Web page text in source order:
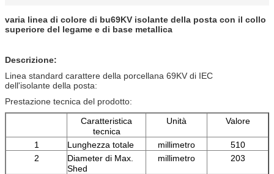
varia linea di colore di bu69KV isolante della posta con il collo
superiore del legame e di base metallica
Descrizione:
Linea standard carattere della porcellana 69KV di IEC
dell'isolante della posta:
Prestazione tecnica del prodotto:
Caratteristica
tecnica
Unità Valore
1 Lunghezza totale millimetro
510
2
Diameter di Max.
Shed
millimetro 203